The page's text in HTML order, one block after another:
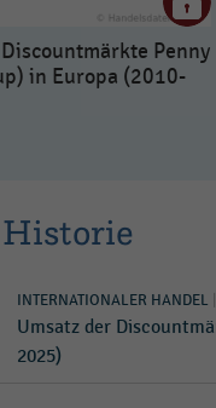
Penny
in Europa (2010-
INTERNATIONALER HANDEL
Umsatz der
2025)